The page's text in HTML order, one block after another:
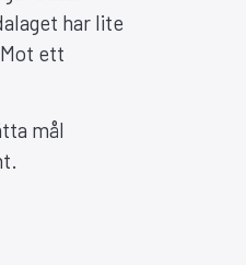
har lite
ett
mål